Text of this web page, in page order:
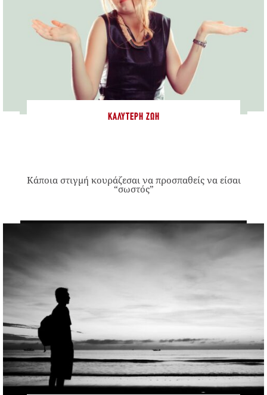
ΚΑΛΎΤΕΡΗ ΖΩΉ
Κάποια στιγμή κουράζεσαι να προσπαθείς να είσαι
“σωστός”